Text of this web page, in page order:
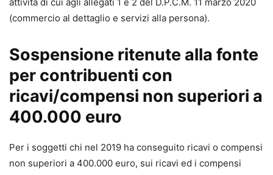
(commercio al dettaglio e servizi alla persona).
Sospensione ritenute alla fonte
per contribuenti con
ricavi/compensi non superiori a
400.000 euro
Per i soggetti chi nel 2019 ha conseguito ricavi o compensi
non superiori a 400.000 euro, sui ricavi ed i compensi